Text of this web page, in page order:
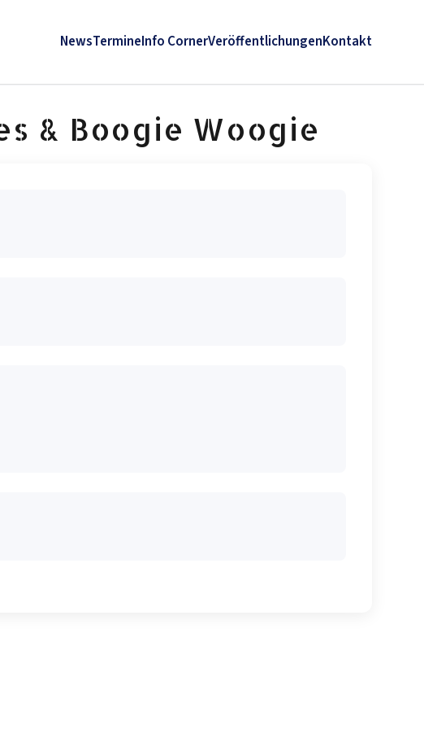
NewsTermineInfo CornerVeröffentlichungenKontakt
& Boogie Woogie